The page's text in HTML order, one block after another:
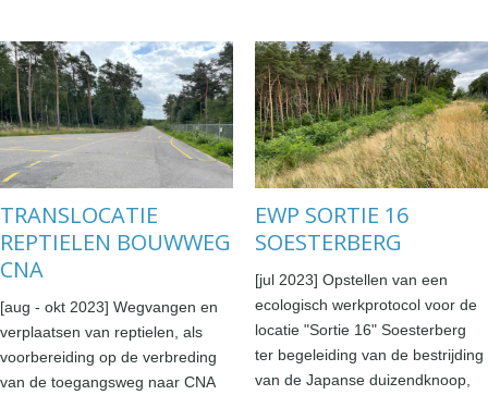
TRANSLOCATIE
REPTIELEN BOUWWEG
CNA
[aug - okt 2023] Wegvangen en
verplaatsen van reptielen, als
voorbereiding op de verbreding
van de toegangsweg naar CNA
EWP SORTIE 16
SOESTERBERG
[jul 2023] Opstellen van een
ecologisch werkprotocol voor de
locatie "Sortie 16" Soesterberg
ter begeleiding van de bestrijding
van de Japanse duizendknoop,